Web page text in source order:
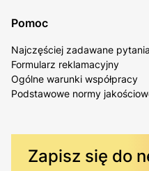
Pomoc
Najczęściej zadawane pytania
Formularz reklamacyjny
Ogólne warunki współpracy
Podstawowe normy
Zapisz się do